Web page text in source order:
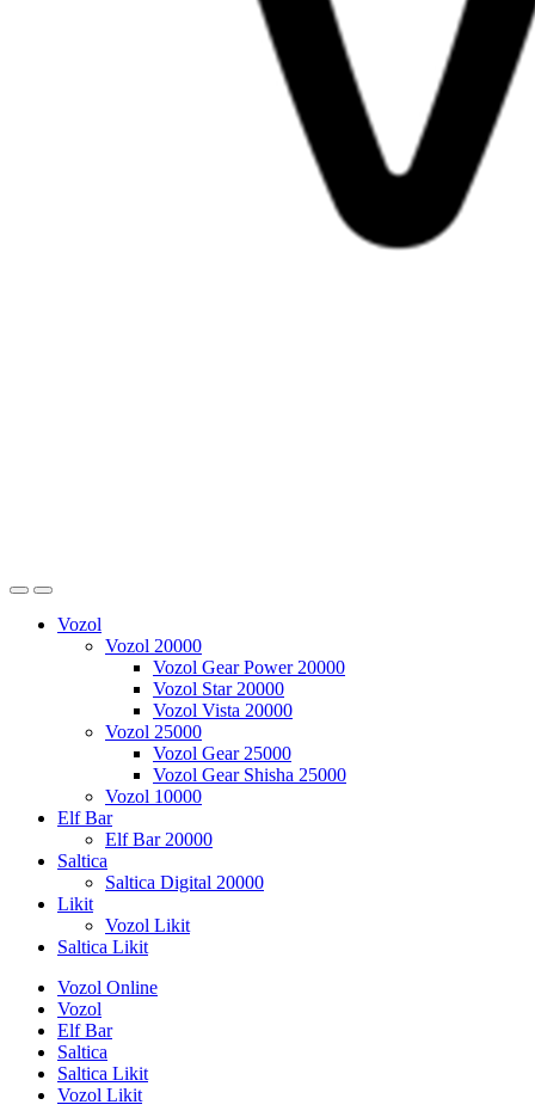
Vozol
Vozol 20000
Vozol Gear Power 20000
Vozol Star 20000
Vozol Vista 20000
Vozol 25000
Vozol Gear 25000
Vozol Gear Shisha 25000
Vozol 10000
Elf Bar
Elf Bar 20000
Saltica
Saltica Digital 20000
Likit
Vozol Likit
Saltica Likit
Vozol Online
Vozol
Elf Bar
Saltica
Saltica Likit
Vozol Likit